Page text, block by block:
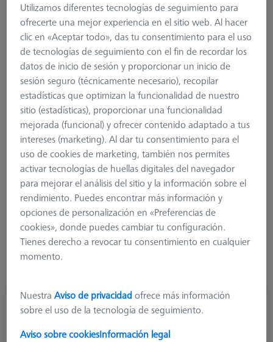
Rayos X
Soporte para pallet y pallet
Sistemas de pallets
Accesorios fijación
Espumas y Polymorph
Referencias y Verificadores
Referencias
Verificadores
Para la máquina
Referencias y Verificadores
Los cuerpos de prueba se utilizan para la calibración conforme
a los estándares, mientras que los cuerpos de calibración
ayudan a garantizar la configuración correcta del dispositivo
en el uso diario. Ofrecemos ambos, junto con soportes
adecuados. La calibración también se puede reservar como
Utilizamos diferentes tecnologías de seguimiento para
ofrecerte una mejor experiencia en el sitio web. Al hacer
clic en «Aceptar todo», das tu consentimiento para el uso
de tecnologías de seguimiento con el fin de recordar los
datos de inicio de sesión y proporcionar un inicio de
sesión seguro (técnicamente necesario), recopilar
estadísticas que optimizan la funcionalidad de nuestro
sitio (estadísticas), proporcionar una funcionalidad
mejorada (funcional) y ofrecer contenido adaptado a tus
intereses (marketing). Al dar tu consentimiento para el
uso de cookies de marketing, también nos permites
activar tecnologías de huellas digitales del navegador
para mejorar el análisis del sitio y la información sobre el
rendimiento. Puedes encontrar más información y
opciones de personalización en «Preferencias de
cookies», donde puedes cambiar tu configuración.
Tienes derecho a revocar tu consentimiento en cualquier
momento.
NuestraAviso de privacidadofrece más información
sobre el uso de la tecnología de seguimiento.
Aviso sobre cookiesInformación legal